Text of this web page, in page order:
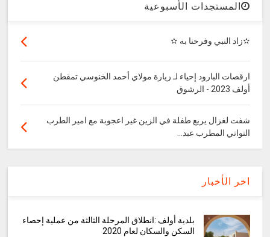
المستجدات الأسبوعية
✫زاد النبي وفرحنا به ✫
ارقصات البارود إحياء لـ زيارة مولاي أحمد الخنوسي تمقطن
أولف 2023 - الرشوق
شفت لغزال يربع طفلة في الزين غير اعجوبة مع امير الطرب
التواتي المطرب عبد...
اخر الأخبار
بلدية أولف :انطلاق المرحلة الثالثة من عملية إحصاء
السكن والسكان لعام 2020